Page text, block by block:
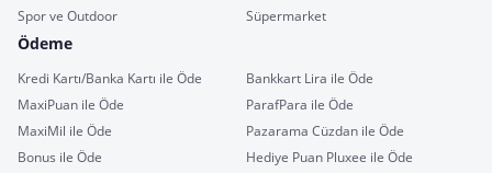
Spor ve Outdoor
Süpermarket
Ödeme
Kredi Kartı/Banka Kartı ile Öde
Bankkart Lira ile Öde
MaxiPuan ile Öde
ParafPara ile Öde
MaxiMil ile Öde
Pazarama Cüzdan ile Öde
Bonus ile Öde
Hediye Puan Pluxee ile Öde